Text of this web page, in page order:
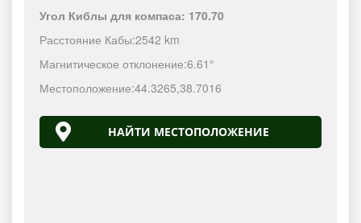
Угол Киблы для компаса: 170.70
Расстояние Кабы:2542 km
Магнитическое отклонение:6.61°
Местоположение:44.3265,38.7016
НАЙТИ МЕСТОПОЛОЖЕНИЕ